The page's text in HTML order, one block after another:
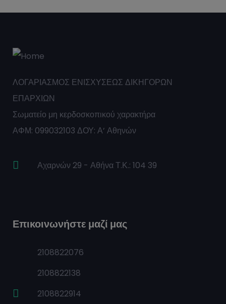
ΛΟΓΑΡΙΑΣΜΟΣ ΕΝΙΣΧΥΣΕΩΣ ΔΙΚΗΓΟΡΩΝ
ΕΠΑΡΧΙΩΝ
Σωματείο μη κερδοσκοπικού χαρακτήρα
ΑΦΜ: 099032103 ΔΟΥ: Α’ Αθηνών
Αχαρνών 29 - Αθήνα Τ.Κ.: 104 39
Επικοινωνήστε μαζί μας
2108822076
2108822138
2108822914